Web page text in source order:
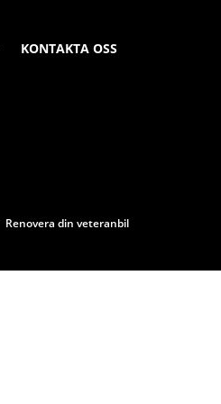
KONTAKTA OSS
Renovera din veteranbil